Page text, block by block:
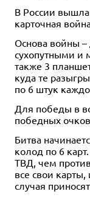
В России вышла
карточная
Основа войны
сухопутными и
также 3
куда те
по 6 штук
Для победы в
победных
Битва
колод по 6
ТВД, чем
все свои
случая